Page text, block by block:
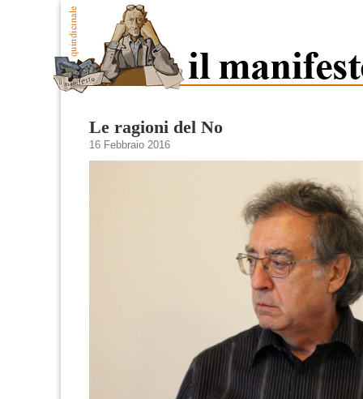
Le ragioni del No
16 Febbraio 2016